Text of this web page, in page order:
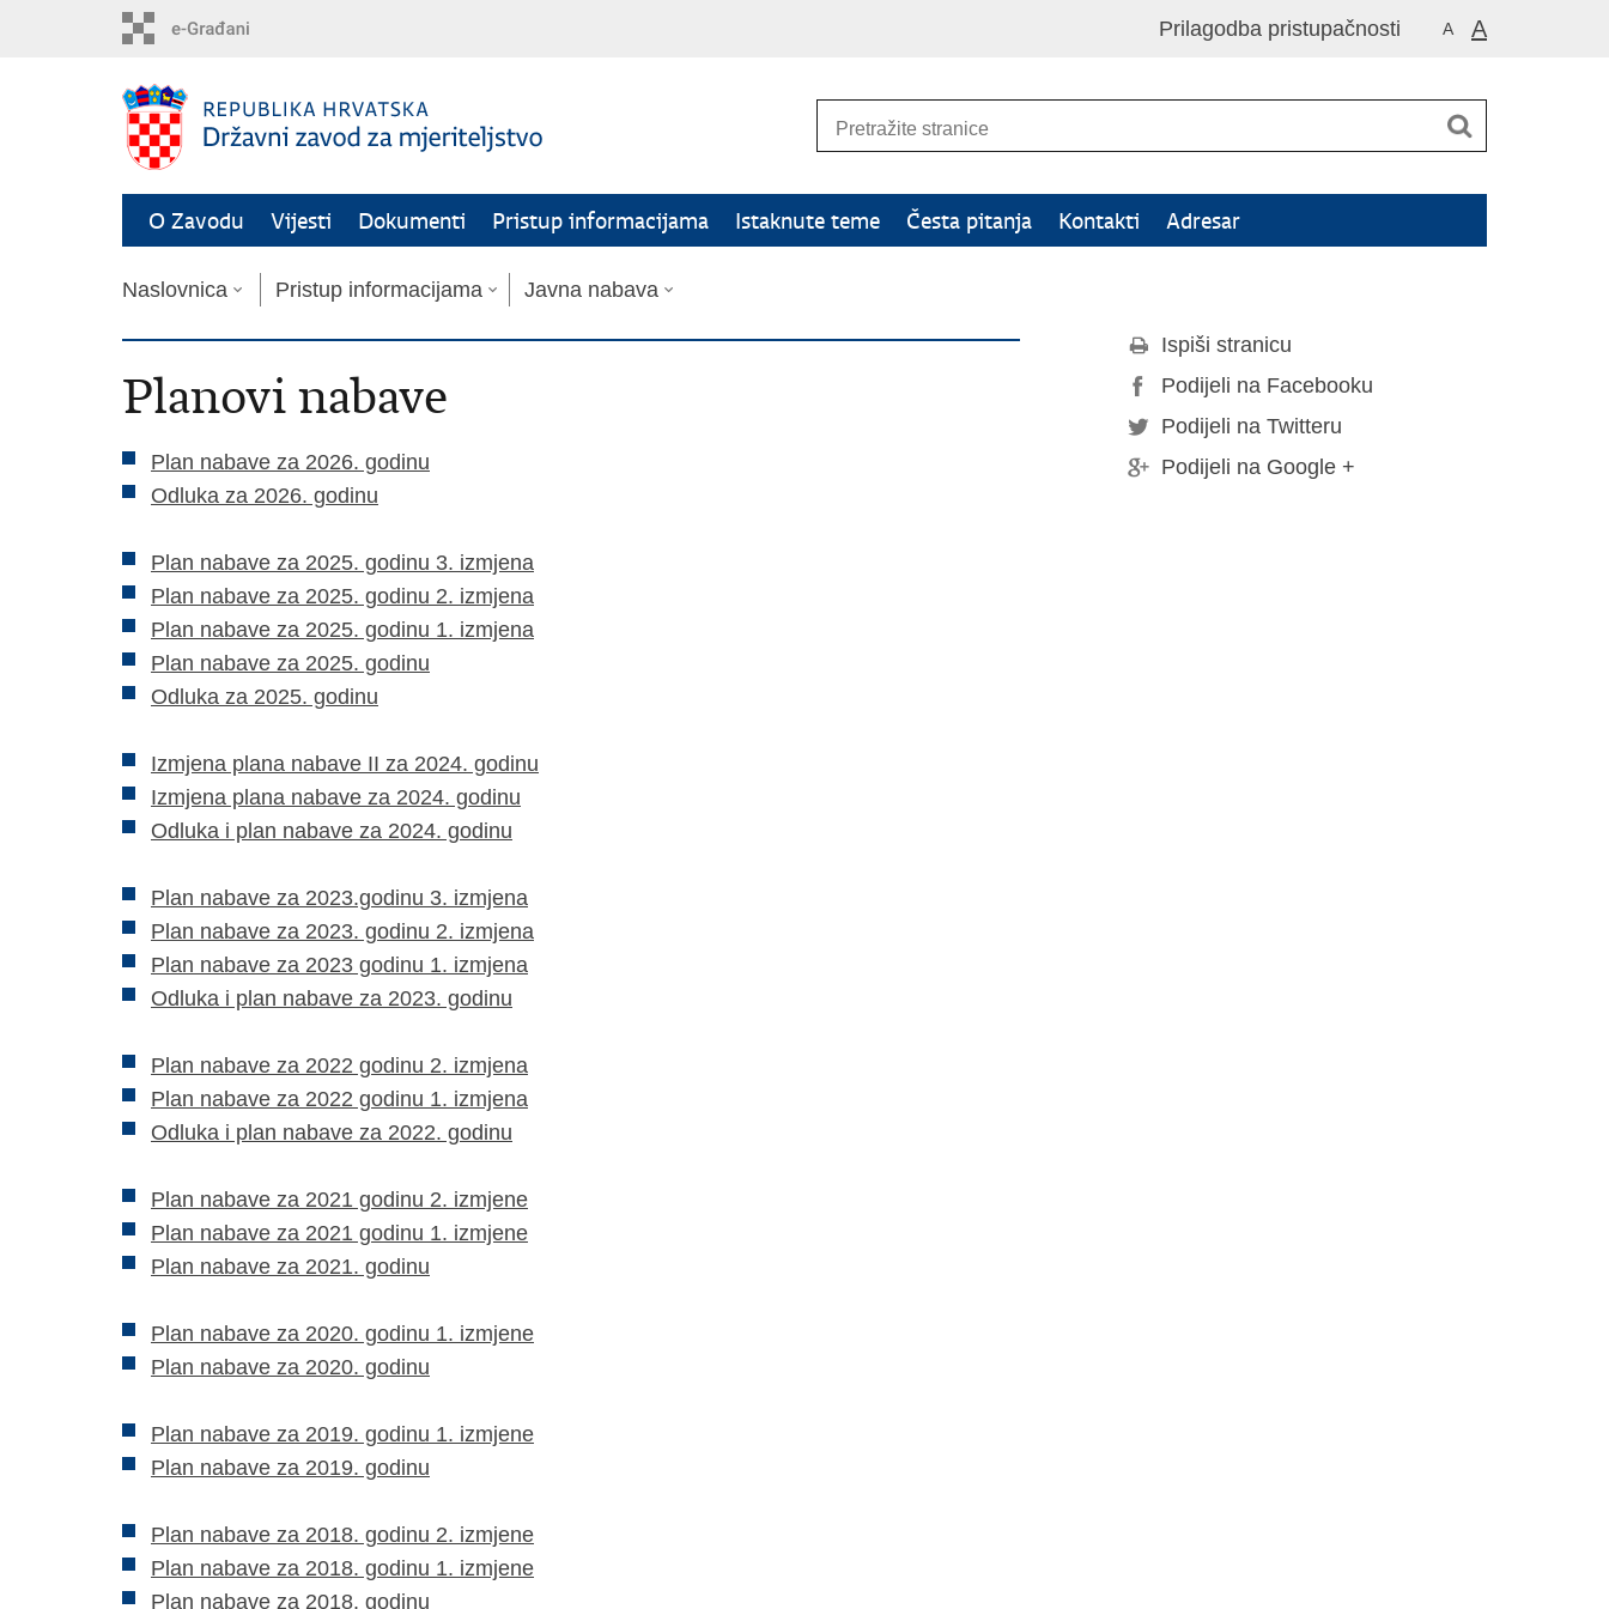
A A
Prilagodba pristupačnosti
O Zavodu Vijesti Dokumenti Pristup informacijama Istaknute teme Česta pitanja Kontakti Adresar
Naslovnica Pristup informacijama Javna nabava
Planovi nabave
Plan nabave za 2026. godinu
Odluka za 2026. godinu
Plan nabave za 2025. godinu 3. izmjena
Plan nabave za 2025. godinu 2. izmjena
Plan nabave za 2025. godinu 1. izmjena
Plan nabave za 2025. godinu
Odluka za 2025. godinu
Izmjena plana nabave II za 2024. godinu
Izmjena plana nabave za 2024. godinu
Odluka i plan nabave za 2024. godinu
Plan nabave za 2023.godinu 3. izmjena
Plan nabave za 2023. godinu 2. izmjena
Plan nabave za 2023 godinu 1. izmjena
Odluka i plan nabave za 2023. godinu
Plan nabave za 2022 godinu 2. izmjena
Plan nabave za 2022 godinu 1. izmjena
Odluka i plan nabave za 2022. godinu
​Plan nabave za 2021 godinu 2. izmjene
Plan nabave za 2021 godinu 1. izmjene
Plan nabave za 2021. godinu
Plan nabave za 2020. godinu 1. izmjene
Plan nabave za 2020. godinu
​Plan nabave za 2019. godinu 1. izmjene
​Plan nabave za 2019. godinu
Plan nabave za 2018. godinu 2. izmjene
Plan nabave za 2018. godinu 1. izmjene
Plan nabave za 2018. godinu
Ispiši stranicu
Podijeli na Facebooku
Podijeli na Twitteru
Podijeli na Google +